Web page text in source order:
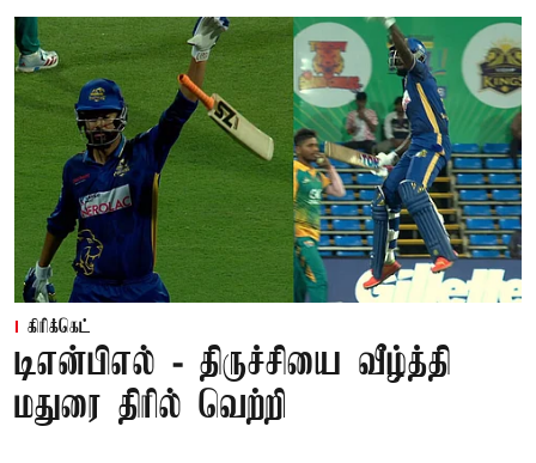
கிரிக்கெட்
டிஎன்பிஎல் - திருச்சியை வீழ்த்தி
மதுரை திரில் வெற்றி